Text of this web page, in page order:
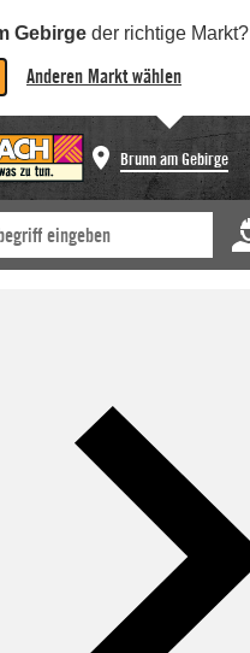
Gebirge der richtige Markt?
Anderen Markt wählen
Brunn am Gebirge